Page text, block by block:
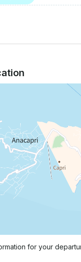
for your